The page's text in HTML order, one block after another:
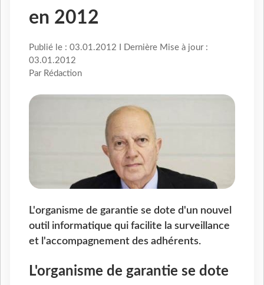
en 2012
Publié le : 03.01.2012 I Dernière Mise à jour :
03.01.2012
Par Rédaction
L'organisme de garantie se dote d'un nouvel
outil informatique qui facilite la surveillance
et l'accompagnement des adhérents.
L'organisme de garantie se dote